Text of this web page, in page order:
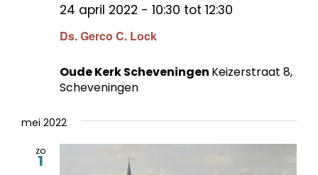
Ds. Gerco C. Lock
24 april 2022 - 10:30 tot 12:30
Oude Kerk Scheveningen Keizerstraat 8,
Scheveningen
mei 2022
zo
1